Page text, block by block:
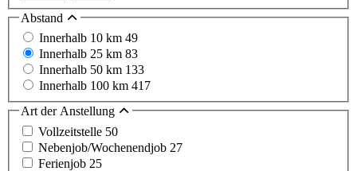
Abstand
Innerhalb 10 km 49
Innerhalb 25 km 83
Innerhalb 50 km 133
Innerhalb 100 km 417
Art der Anstellung
Vollzeitstelle 50
Nebenjob/Wochenendjob 27
Ferienjob 25